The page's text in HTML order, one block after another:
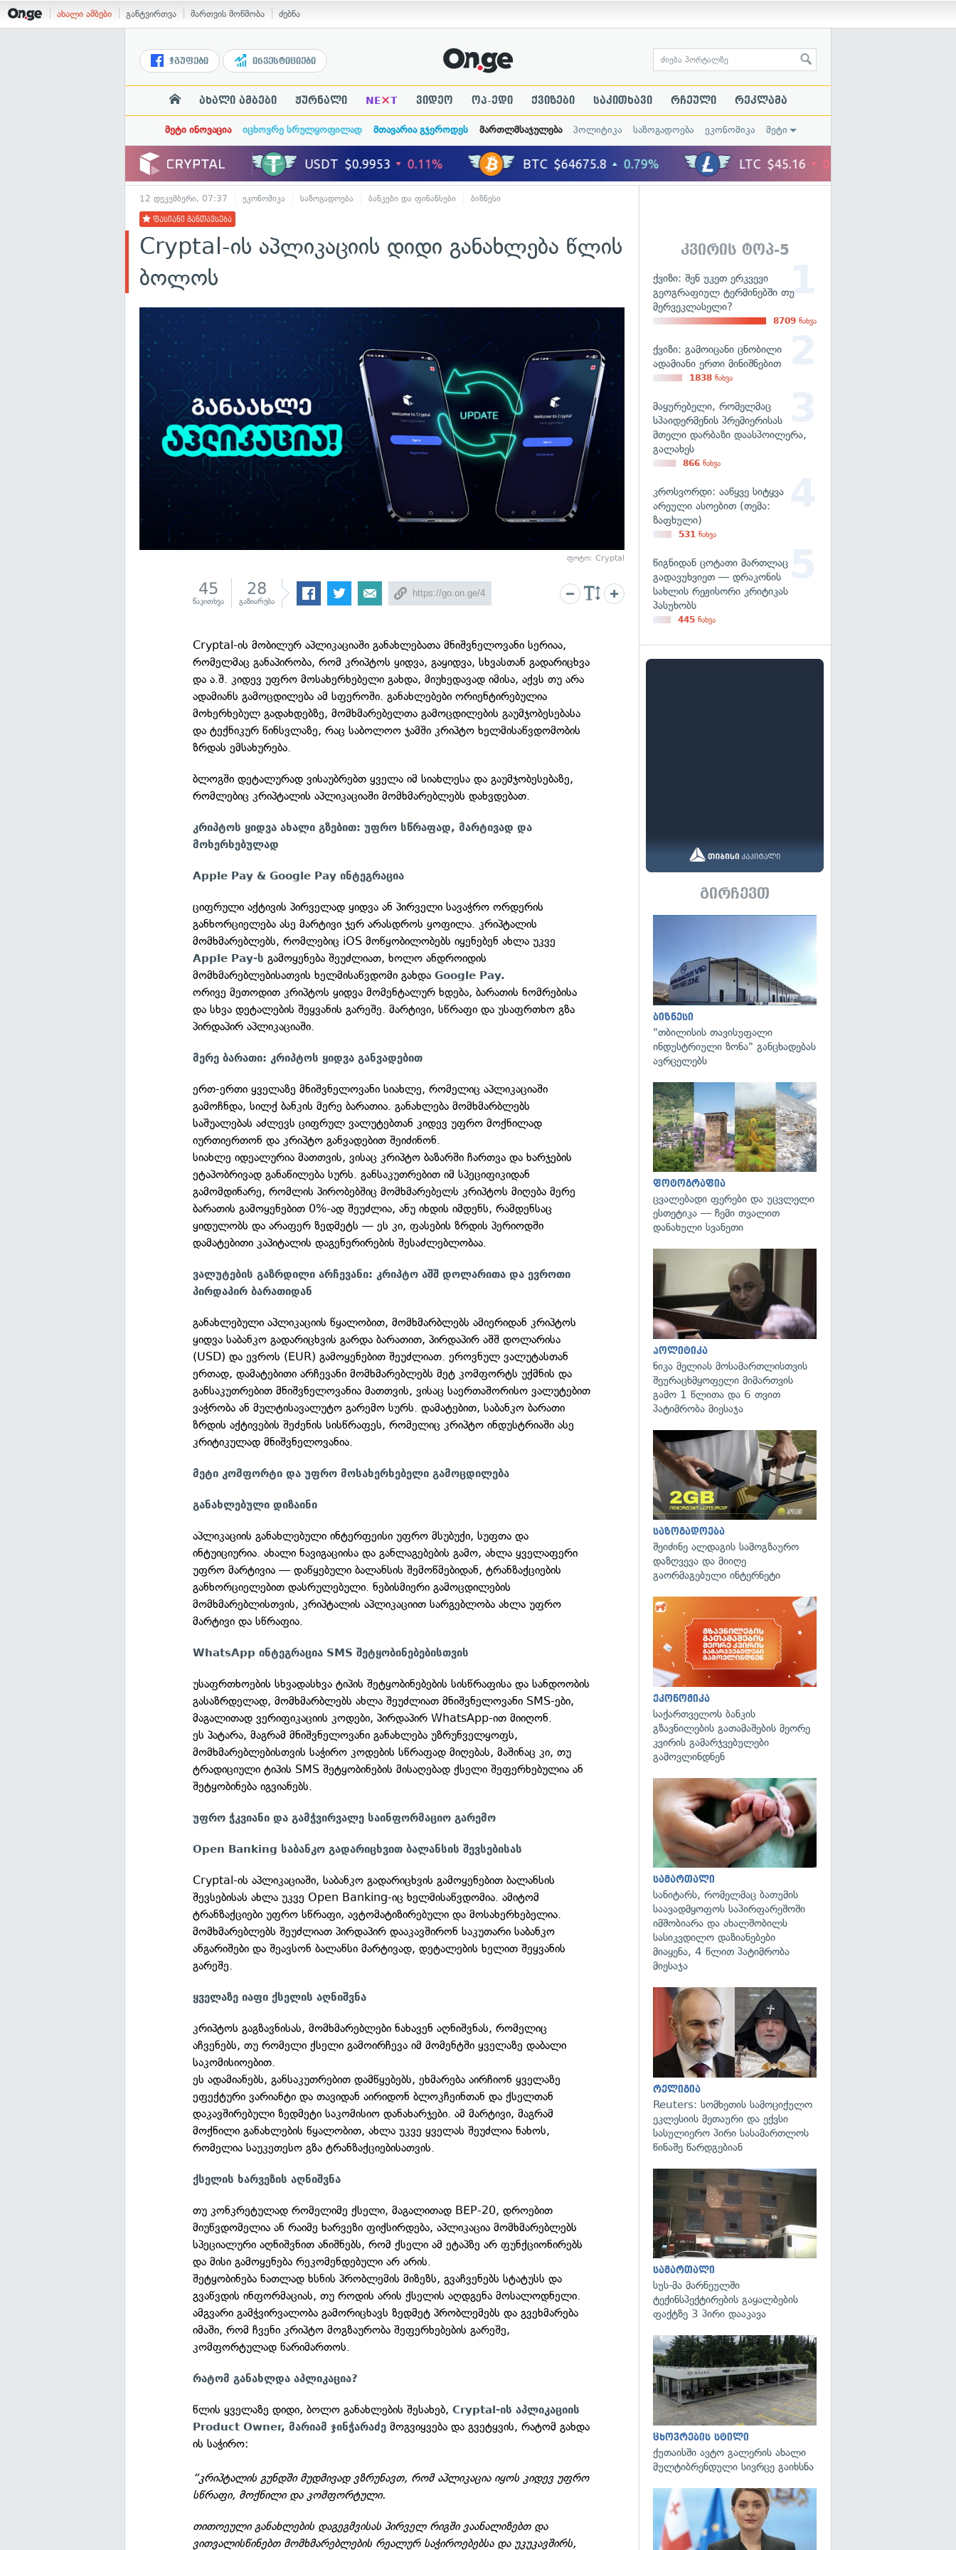
ახალი ამბები განტვირთვა მართვის მოწმობა ძებნა
ჯგუფები ინვესტიციები
ახალი ამბები ჟურნალი NE×T ვიდეო ოპ-ედი ქვიზები საკითხავი რჩეული რეკლამა
მეტი ინოვაცია იცხოვრე სრულყოფილად მთავარია გჯეროდეს მართლმსაჯულება პოლიტიკა საზოგადოება ეკონომიკა მეტი
12 დეკემბერი, 07:37 ეკონომიკა საზოგადოება ბანკები და ფინანსები ბიზნესი
ფასიანი განთავსება
Cryptal-ის აპლიკაციის დიდი განახლება წლის
ბოლოს
ფოტო: Cryptal
45
წაკითხვა
28
გაზიარება
Cryptal-ის მობილურ აპლიკაციაში განახლებათა მნიშვნელოვანი სერიაა,
რომელმაც განაპირობა, რომ კრიპტოს ყიდვა, გაყიდვა, სხვასთან გადარიცხვა
და ა.შ. კიდევ უფრო მოსახერხებელი გახდა, მიუხედავად იმისა, აქვს თუ არა
ადამიანს გამოცდილება ამ სფეროში. განახლებები ორიენტირებულია
მოხერხებულ გადახდებზე, მომხმარებელთა გამოცდილების გაუმჯობესებასა
და ტექნიკურ წინსვლაზე, რაც საბოლოო ჯამში კრიპტო ხელმისაწვდომობის
ზრდას ემსახურება.
ბლოგში დეტალურად ვისაუბრებთ ყველა იმ სიახლესა და გაუმჯობესებაზე,
რომლებიც კრიპტალის აპლიკაციაში მომხმარებლებს დახვდებათ.
კრიპტოს ყიდვა ახალი გზებით: უფრო სწრაფად, მარტივად და
მოხერხებულად
Apple Pay & Google Pay ინტეგრაცია
ციფრული აქტივის პირველად ყიდვა ან პირველი სავაჭრო ორდერის
განხორციელება ასე მარტივი ჯერ არასდროს ყოფილა. კრიპტალის
მომხმარებლებს, რომლებიც iOS მოწყობილობებს იყენებენ ახლა უკვე
Apple Pay-ს გამოყენება შეუძლიათ, ხოლო ანდროიდის
მომხმარებლებისათვის ხელმისაწვდომი გახდაGoogle Pay.
ორივე მეთოდით კრიპტოს ყიდვა მომენტალურ ხდება, ბარათის ნომრებისა
და სხვა დეტალების შეყვანის გარეშე. მარტივი, სწრაფი და უსაფრთხო გზა
პირდაპირ აპლიკაციაში.
მერე ბარათი: კრიპტოს ყიდვა განვადებით
ერთ-ერთი ყველაზე მნიშვნელოვანი სიახლე, რომელიც აპლიკაციაში
გამოჩნდა, სილქ ბანკის მერე ბარათია. განახლება მომხმარბლებს
საშუალებას აძლევს ციფრულ ვალუტებთან კიდევ უფრო მოქნილად
იურთიერთონ და კრიპტო განვადებით შეიძინონ.
სიახლე იდეალურია მათთვის, ვისაც კრიპტო ბაზარში ჩართვა და ხარჯების
ეტაპობრივად განაწილება სურს. განსაკუთრებით იმ სპეციფიკიდან
გამომდინარე, რომლის პირობებშიც მომხმარებელს კრიპტოს მიღება მერე
ბარათის გამოყენებით 0%-ად შეუძლია, ანუ იხდის იმდენს, რამდენსაც
ყიდულობს და არაფერ ზედმეტს — ეს კი, ფასების ზრდის პერიოდში
დამატებითი კაპიტალის დაგენერირების შესაძლებლობაა.
ვალუტების გაზრდილი არჩევანი: კრიპტო აშშ დოლარითა და ევროთი
პირდაპირ ბარათიდან
განახლებული აპლიკაციის წყალობით, მომხმარბლებს ამიერიდან კრიპტოს
ყიდვა საბანკო გადარიცხვის გარდა ბარათით, პირდაპირ აშშ დოლარისა
(USD) და ევროს (EUR) გამოყენებით შეუძლიათ. ეროვნულ ვალუტასთან
ერთად, დამატებითი არჩევანი მომხმარებლებს მეტ კომფორტს უქმნის და
განსაკუთრებით მნიშვნელოვანია მათთვის, ვისაც საერთაშორისო ვალუტებით
ვაჭრობა ან მულტისავალუტო გარემო სურს. დამატებით, საბანკო ბარათი
ზრდის აქტივების შეძენის სისწრაფეს, რომელიც კრიპტო ინდუსტრიაში ასე
კრიტიკულად მნიშვნელოვანია.
მეტი კომფორტი და უფრო მოსახერხებელი გამოცდილება
განახლებული დიზაინი
აპლიკაციის განახლებული ინტერფეისი უფრო მსუბუქი, სუფთა და
ინტუიციურია. ახალი ნავიგაციისა და განლაგებების გამო, ახლა ყველაფერი
უფრო მარტივია — დაწყებული ბალანსის შემოწმებიდან, ტრანზაქციების
განხორციელებით დასრულებული. ნებისმიერი გამოცდილების
მომხმარებლისთვის, კრიპტალის აპლიკაციით სარგებლობა ახლა უფრო
მარტივი და სწრაფია.
WhatsApp ინტეგრაცია SMS შეტყობინებებისთვის
უსაფრთხოების სხვადასხვა ტიპის შეტყობინებების სისწრაფისა და სანდოობის
გასაზრდელად, მომხმარბლებს ახლა შეუძლიათ მნიშვნელოვანი SMS-ები,
მაგალითად ვერიფიკაციის კოდები, პირდაპირ WhatsApp-ით მიიღონ.
ეს პატარა, მაგრამ მნიშვნელოვანი განახლება უზრუნველყოფს,
მომხმარებლებისთვის საჭირო კოდების სწრაფად მიღებას, მაშინაც კი, თუ
ტრადიციული ტიპის SMS შეტყობინების მისაღებად ქსელი შეფერხებულია ან
შეტყობინება იგვიანებს.
უფრო ჭკვიანი და გამჭვირვალე საინფორმაციო გარემო
Open Banking საბანკო გადარიცხვით ბალანსის შევსებისას
Cryptal-ის აპლიკაციაში, საბანკო გადარიცხვის გამოყენებით ბალანსის
შევსებისას ახლა უკვე Open Banking-იც ხელმისაწვდომია. ამიტომ
ტრანზაქციები უფრო სწრაფი, ავტომატიზირებული და მოსახერხებელია.
მომხმარებლებს შეუძლიათ პირდაპირ დააკავშირონ საკუთარი საბანკო
ანგარიშები და შეავსონ ბალანსი მარტივად, დეტალების ხელით შეყვანის
გარეშე.
ყველაზე იაფი ქსელის აღნიშვნა
კრიპტოს გაგზავნისას, მომხმარებლები ნახავენ აღნიშვნას, რომელიც
აჩვენებს, თუ რომელი ქსელი გამოირჩევა იმ მომენტში ყველაზე დაბალი
საკომისიოებით.
ეს ადამიანებს, განსაკუთრებით დამწყებებს, ეხმარება აირჩიონ ყველაზე
ეფექტური ვარიანტი და თავიდან აირიდონ ბლოკჩეინთან და ქსელთან
დაკავშირებული ზედმეტი საკომისიო დანახარჯები. ამ მარტივი, მაგრამ
მოქნილი განახლების წყალობით, ახლა უკვე ყველას შეუძლია ნახოს,
რომელია საუკეთესო გზა ტრანზაქციებისათვის.
ქსელის ხარვეზის აღნიშვნა
თუ კონკრეტულად რომელიმე ქსელი, მაგალითად BEP-20, დროებით
მიუწვდომელია ან რაიმე ხარვეზი ფიქსირდება, აპლიკაცია მომხმარებლებს
სპეციალური აღნიშვნით ანიშნებს, რომ ქსელი ამ ეტაპზე არ ფუნქციონირებს
და მისი გამოყენება რეკომენდებული არ არის.
შეტყობინება ნათლად ხსნის პრობლემის მიზეზს, გვაჩვენებს სტატუსს და
გვაწვდის ინფორმაციას, თუ როდის არის ქსელის აღდგენა მოსალოდნელი.
ამგვარი გამჭვირვალობა გამორიცხავს ზედმეტ პრობლემებს და გვეხმარება
იმაში, რომ ჩვენი კრიპტო მოგზაურობა შეფერხებების გარეშე,
კომფორტულად წარიმართოს.
რატომ განახლდა აპლიკაცია?
წლის ყველაზე დიდი, ბოლო განახლების შესახებ,Cryptal-ის აპლიკაციის
Product Owner, მარიამ ჯინჭარაძე მოგვიყვება და გვეტყვის, რატომ გახდა
ის საჭირო:
“კრიპტალის გუნდში მუდმივად ვზრუნავთ, რომ აპლიკაცია იყოს კიდევ უფრო
სწრაფი, მოქნილი და კომფორტული.
თითოეული განახლების დაგეგმვისას პირველ რიგში ვაანალიზებთ და
ვითვალისწინებთ მომხმარებლების რეალურ საჭიროებებსა და უკუკავშირს,
კვირის ტოპ-5
ქვიზი: შენ უკეთ ერკვევი
გეოგრაფიულ ტერმინებში თუ
მერვეკლასელი?
8709 ნახვა
ქვიზი: გამოიცანი ცნობილი
ადამიანი ერთი მინიშნებით
1838 ნახვა
მაყურებელი, რომელმაც
სპაიდერმენის პრემიერისას
მთელი დარბაზი დაასპოილერა,
გალახეს
866 ნახვა
კროსვორდი: ააწყვე სიტყვა
არეული ასოებით (თემა:
ზაფხული)
531 ნახვა
წიგნიდან ცოტათი მართლაც
გადავუხვიეთ — დრაკონის
სახლის რეჟისორი კრიტიკას
პასუხობს
445 ნახვა
გირჩევთ
ბიზნესი
"თბილისის თავისუფალი
ინდუსტრიული ზონა" განცხადებას
ავრცელებს
ფოტოგრაფია
ცვალებადი ფერები და უცვლელი
ესთეტიკა — ჩემი თვალით
დანახული სვანეთი
პოლიტიკა
ნიკა მელიას მოსამართლისთვის
შეურაცხმყოფელი მიმართვის
გამო 1 წლითა და 6 თვით
პატიმრობა მიესაჯა
საზოგადოება
შეიძინე ალდაგის სამოგზაურო
დაზღვევა და მიიღე
გაორმაგებული ინტერნეტი
ეკონომიკა
საქართველოს ბანკის
გზავნილების გათამაშების მეორე
კვირის გამარჯვებულები
გამოვლინდნენ
სამართალი
სანიტარს, რომელმაც ბათუმის
საავადმყოფოს საპირფარეშოში
იმშობიარა და ახალშობილს
სასიკვდილო დაზიანებები
მიაყენა, 4 წლით პატიმრობა
მიესაჯა
რელიგია
Reuters: სომხეთის სამოციქულო
ეკლესიის მეთაური და ექვსი
სასულიერო პირი სასამართლოს
წინაშე წარდგებიან
სამართალი
სუს-მა მარნეულში
ტექინსპექტირების გაყალბების
ფაქტზე 3 პირი დააკავა
ცხოვრების სტილი
ქუთაისში ავტო გალერის ახალი
მულტიბრენდული სივრცე გაიხსნა